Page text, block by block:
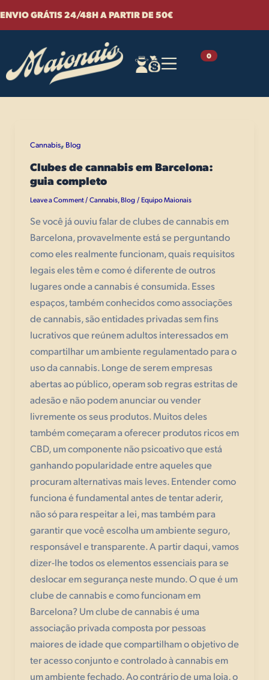
ENVIO GRÁTIS 24/48H A PARTIR DE 50€
0
Cannabis
Cannabis, Blog
Clubes de cannabis em Barcelona:
guia completo
Leave a Comment/ Cannabis,Blog/ Equipo Maionais
Se você já ouviu falar de clubes de cannabis em
Barcelona, provavelmente está se perguntando
como eles realmente funcionam, quais requisitos
legais eles têm e como é diferente de outros
lugares onde a cannabis é consumida. Esses
espaços, também conhecidos como associações
de cannabis, são entidades privadas sem fins
lucrativos que reúnem adultos interessados em
compartilhar um ambiente regulamentado para o
uso da cannabis. Longe de serem empresas
abertas ao público, operam sob regras estritas de
adesão e não podem anunciar ou vender
livremente os seus produtos. Muitos deles
também começaram a oferecer produtos ricos em
CBD, um componente não psicoativo que está
ganhando popularidade entre aqueles que
procuram alternativas mais leves. Entender como
funciona é fundamental antes de tentar aderir,
não só para respeitar a lei, mas também para
garantir que você escolha um ambiente seguro,
responsável e transparente. A partir daqui, vamos
dizer-lhe todos os elementos essenciais para se
deslocar em segurança neste mundo. O que é um
clube de cannabis e como funcionam em
Barcelona? Um clube de cannabis é uma
associação privada composta por pessoas
maiores de idade que compartilham o objetivo de
ter acesso conjunto e controlado à cannabis em
um ambiente fechado. Ao contrário de uma loja, o